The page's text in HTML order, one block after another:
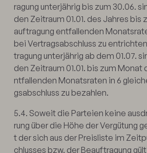
ragung unterjährig bis zum 30.06.
den Zeitraum 01.01. des Jahres bis
auftragung entfallenden
bei Vertragsabschluss zu
tragung unterjährig ab dem 01.07.
den Zeitraum 01.01. bis zum Monat
ntfallenden Monatsraten in 6
gsabschluss zu bezahlen.
5.4. Soweit die Parteien keine
rung über die Höhe der Vergütung
t der sich aus der Preisliste im
chlusses bzw. der Beauftragung